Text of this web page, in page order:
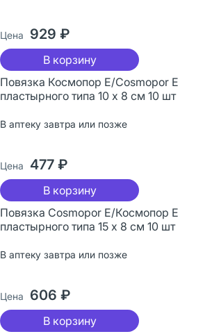
Цена 929 ₽
В корзину
Повязка Космопор Е/Cosmopor Е
пластырного типа 10 х 8 см 10 шт
В аптеку завтра или позже
Цена 477 ₽
В корзину
Повязка Cosmopor Е/Космопор Е
пластырного типа 15 х 8 см 10 шт
В аптеку завтра или позже
Цена 606 ₽
В корзину